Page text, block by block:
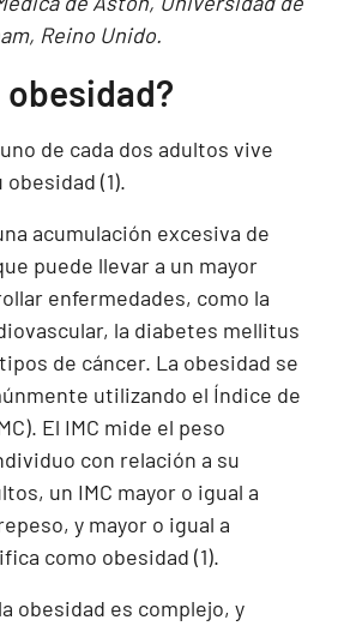
Reino Unido.
obesidad?
de cada dos adultos vive
(1).
acumulación excesiva de
puede llevar a un mayor
enfermedades, como la
la diabetes mellitus
de cáncer. La obesidad se
utilizando el Índice de
El IMC mide el peso
con relación a su
un IMC mayor o igual a
y mayor o igual a
como obesidad (1).
obesidad es complejo, y